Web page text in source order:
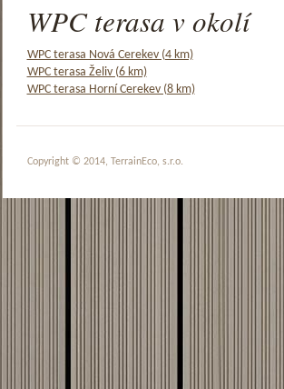
WPC terasa v okolí
WPC terasa Nová Cerekev (4 km)
WPC terasa Želiv (6 km)
WPC terasa Horní Cerekev (8 km)
Copyright © 2014, TerrainEco, s.r.o.